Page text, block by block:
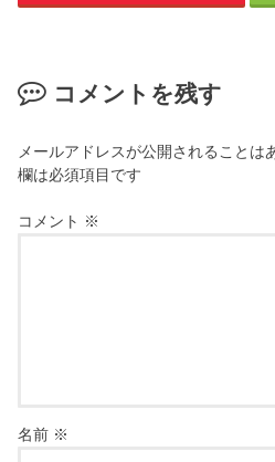
コメントを残す
メールアドレスが公開されることは
欄は必須項目です
コメント ※
名前 ※